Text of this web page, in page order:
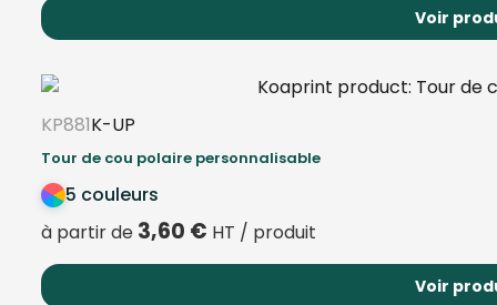
Voir
KP881K-UP
Tour de cou polaire personnalisable
5 couleurs
à partir de 3,60 € HT / produit
Voir